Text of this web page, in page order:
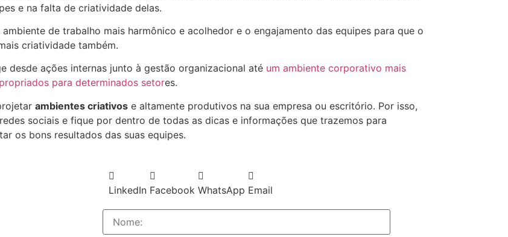
e na falta de criatividade delas.
de trabalho mais harmônico e acolhedor e o engajamento das equipes para que o
criatividade também.
desde ações internas junto à gestão organizacional até um ambiente corporativo mais
para determinados setores.
ambientes criativos e altamente produtivos na sua empresa ou escritório. Por isso,
sociais e fique por dentro de todas as dicas e informações que trazemos para
os bons resultados das suas equipes.
LinkedIn Facebook WhatsApp Email